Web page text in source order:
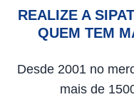
REALIZE A
QUEM TEM
Desde 2001 no
mais de